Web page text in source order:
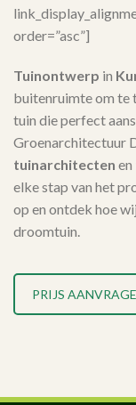
order=”asc”]
Tuinontwerp in
buitenruimte om te
tuin die perfect
Groenarchitectuur
tuinarchitecten en
elke stap van het
op en ontdek hoe
droomtuin.
PRIJS